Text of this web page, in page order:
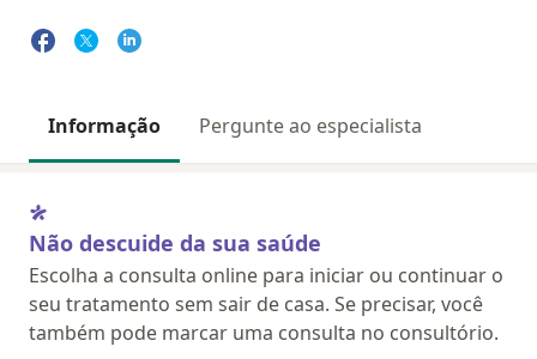
Informação Pergunte ao especialista
Não descuide da sua saúde
Escolha a consulta online para iniciar ou continuar o
seu tratamento sem sair de casa. Se precisar, você
também pode marcar uma consulta no consultório.